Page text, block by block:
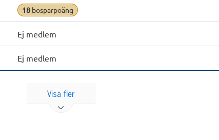
18 bosparpoäng
Ej medlem
Ej medlem
Visa fler